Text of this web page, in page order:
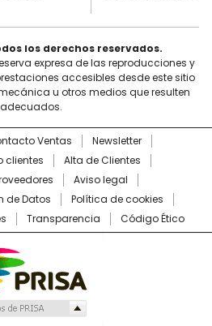
los derechos reservados.
expresa de las reproducciones y
accesibles desde este sitio
u otros medios que resulten
adecuados.
Ventas
Newsletter
clientes
Alta de Clientes
Aviso legal
de Datos
Política de cookies
Transparencia Código Ético